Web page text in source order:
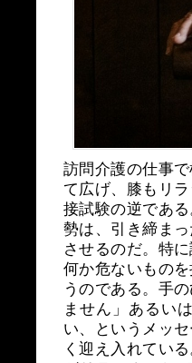
訪問介護の仕事
て広げ、膝もリ
接試験の逆であ
勢は、引き締ま
させるのだ。特
何か危ないもの
うのである。手
ません」あるい
い、というメッ
く迎え入れてい